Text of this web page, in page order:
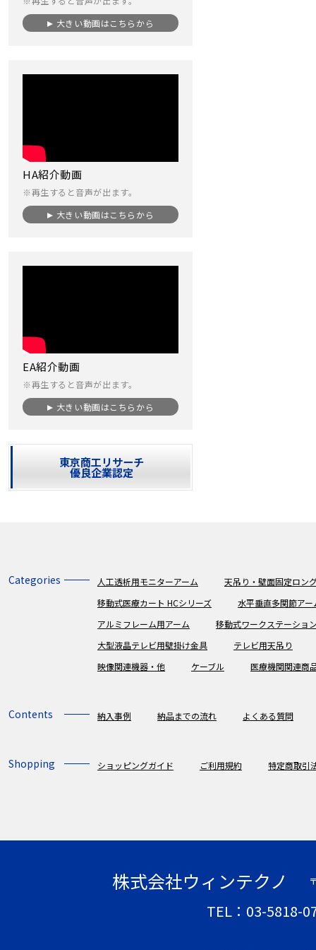
大きい動画はこちらから
HA紹介動画
※再生すると音声が出ます。
大きい動画はこちらから
EA紹介動画
※再生すると音声が出ます。
大きい動画はこちらから
東京商工リサーチ
優良企業認定
Categories 人工透析用モニターアーム
天吊り・壁面固定ロン
移動式医療カート HCシリーズ
水平垂直多関節アー
アルミフレーム用アーム
移動式ワークステーショ
大型液晶テレビ用壁掛け金具
テレビ用天吊り
映像関連機器・他
ケーブル 医療機関関連商
Contents 納入事例 納品までの流れ よくある質問
Shopping ショッピングガイド ご利用規約 特定商取引
株式会社ウィンテクノ
TEL：03-5818-